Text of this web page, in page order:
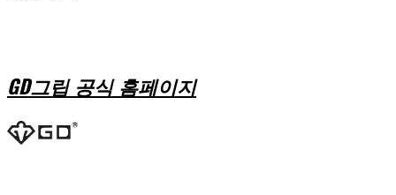
GD그립 공식 홈페이지